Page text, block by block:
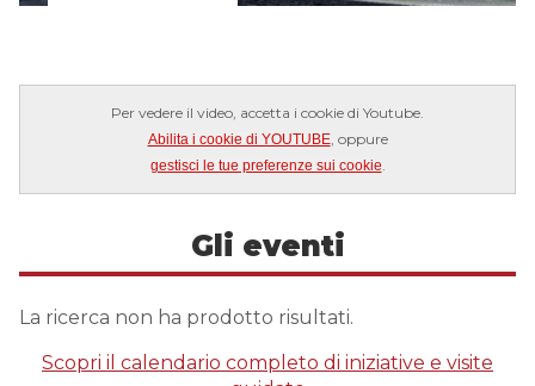
Per vedere il video, accetta i cookie di Youtube.
Abilita i cookie di YOUTUBE, oppure
gestisci le tue preferenze sui cookie.
Gli eventi
La ricerca non ha prodotto risultati.
Scopri il calendario completo di iniziative e visite